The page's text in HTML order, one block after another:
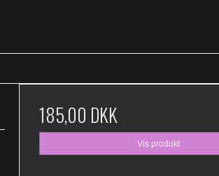
185,00 DKK
Vis produkt